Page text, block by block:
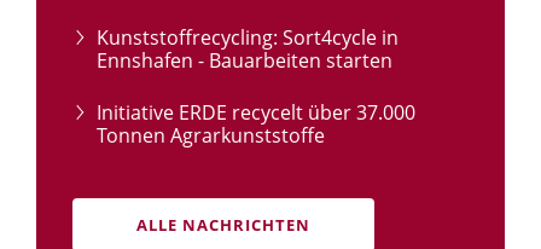
Kunststoffrecycling: Sort4cycle in
Ennshafen - Bauarbeiten starten
Initiative ERDE recycelt über 37.000
Tonnen Agrarkunststoffe
ALLE NACHRICHTEN